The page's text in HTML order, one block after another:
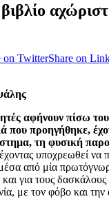
on TwitterShare on
αφήνουν πίσω
που προηγήθηκε,
τη φυσική
έχοντας υποχρεωθεί να
από μία
για τους
με τον φόβο και την